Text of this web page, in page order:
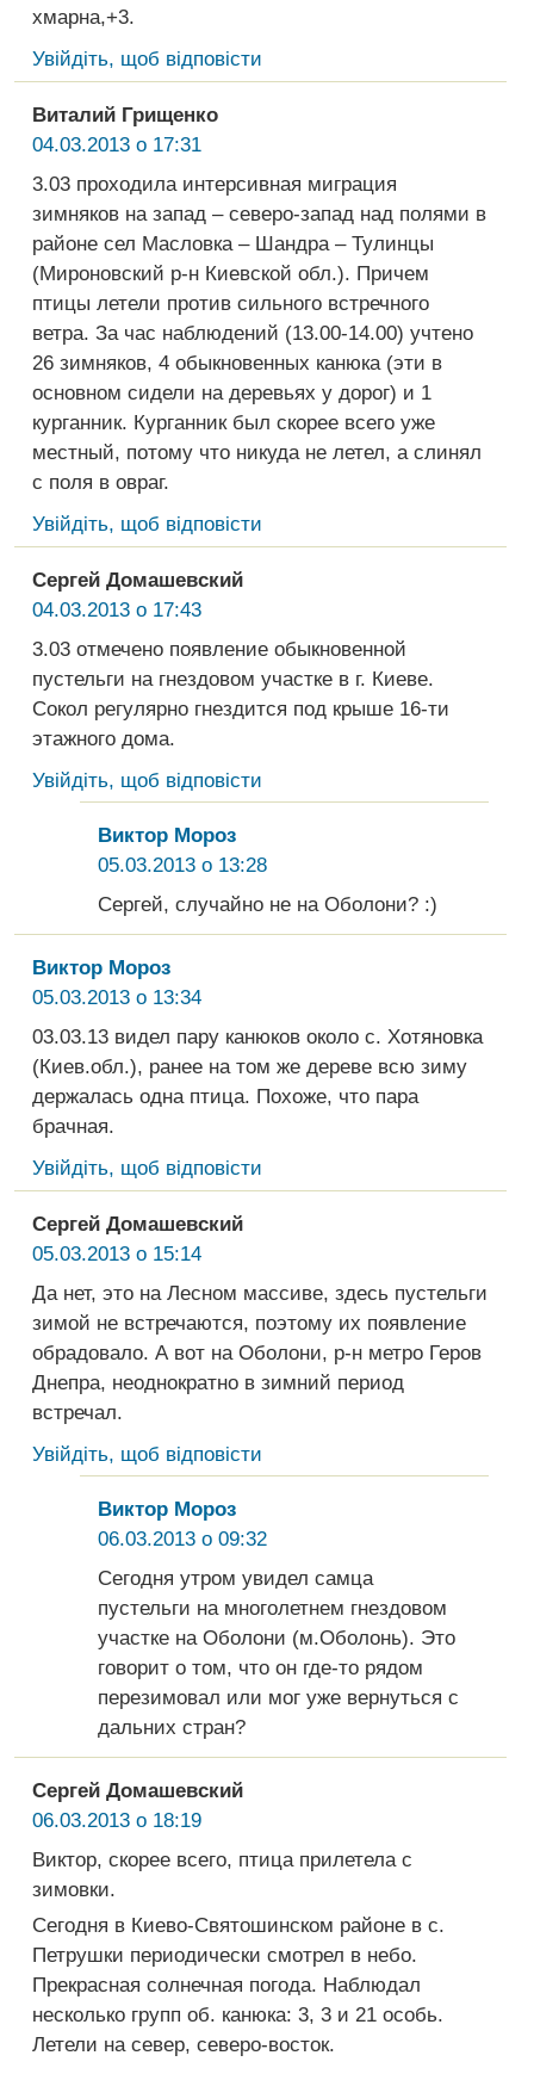
хмарна,+3.
Увійдіть, щоб відповісти
Виталий Грищенко
04.03.2013 о 17:31
3.03 проходила интерсивная миграция
зимняков на запад – северо-запад над полями в
районе сел Масловка – Шандра – Тулинцы
(Мироновский р-н Киевской обл.). Причем
птицы летели против сильного встречного
ветра. За час наблюдений (13.00-14.00) учтено
26 зимняков, 4 обыкновенных канюка (эти в
основном сидели на деревьях у дорог) и 1
курганник. Курганник был скорее всего уже
местный, потому что никуда не летел, а слинял
с поля в овраг.
Увійдіть, щоб відповісти
Сергей Домашевский
04.03.2013 о 17:43
3.03 отмечено появление обыкновенной
пустельги на гнездовом участке в г. Киеве.
Сокол регулярно гнездится под крыше 16-ти
этажного дома.
Увійдіть, щоб відповісти
Виктор Мороз
05.03.2013 о 13:28
Сергей, случайно не на Оболони? :)
Виктор Мороз
05.03.2013 о 13:34
03.03.13 видел пару канюков около с. Хотяновка
(Киев.обл.), ранее на том же дереве всю зиму
держалась одна птица. Похоже, что пара
брачная.
Увійдіть, щоб відповісти
Сергей Домашевский
05.03.2013 о 15:14
Да нет, это на Лесном массиве, здесь пустельги
зимой не встречаются, поэтому их появление
обрадовало. А вот на Оболони, р-н метро Геров
Днепра, неоднократно в зимний период
встречал.
Увійдіть, щоб відповісти
Виктор Мороз
06.03.2013 о 09:32
Сегодня утром увидел самца
пустельги на многолетнем гнездовом
участке на Оболони (м.Оболонь). Это
говорит о том, что он где-то рядом
перезимовал или мог уже вернуться с
дальних стран?
Сергей Домашевский
06.03.2013 о 18:19
Виктор, скорее всего, птица прилетела с
зимовки.
Сегодня в Киево-Святошинском районе в с.
Петрушки периодически смотрел в небо.
Прекрасная солнечная погода. Наблюдал
несколько групп об. канюка: 3, 3 и 21 особь.
Летели на север, северо-восток.